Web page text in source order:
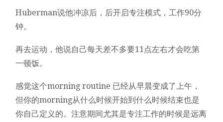
Huberman说他冲凉后，后开启专注模式，工作90分
钟。
再去运动，他说自己每天差不多要11点左右才会吃第
一顿饭。
感觉这个morning routine 已经从早晨变成了上午，
但你的morning从什么时候开始到什么时候结束也是
你自己定义的。注意期间尤其是专注工作的时候是远离